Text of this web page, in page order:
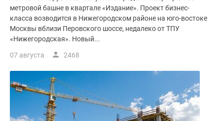
метровой башне в квартале «Издание». Проект бизнес-
класса возводится в Нижегородском районе на юго-востоке
Москвы вблизи Перовского шоссе, недалеко от ТПУ
«Нижегородская». Новый...
07 августа 2468